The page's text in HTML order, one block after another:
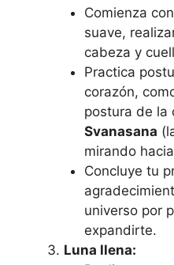
Comienza
suave,
cabeza y
Practica
corazón,
postura de la
Svanasana
mirando
Concluye tu
universo por
expandirte.
Luna llena: